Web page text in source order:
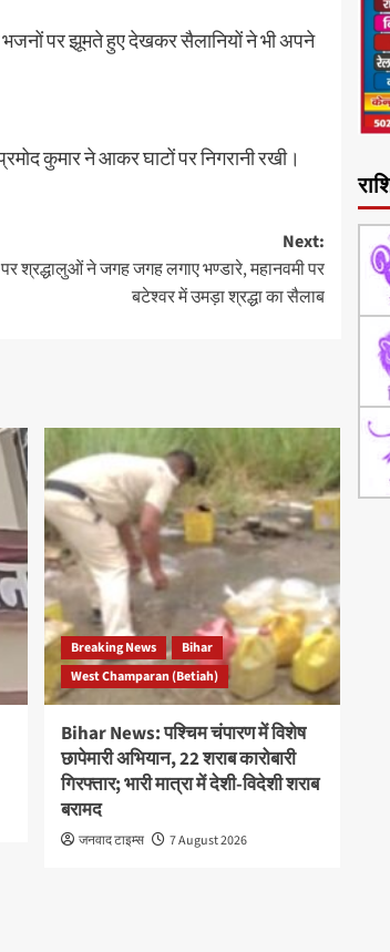
पर झूमते हुए देखकर सैलानियों ने भी अपने
कुमार ने आकर घाटों पर निगरानी रखी।
Next:
श्रद्धालुओं ने जगह जगह लगाए भण्डारे, महानवमी पर
बटेश्वर में उमड़ा श्रद्धा का सैलाब
Breaking News
Bihar
West Champaran (Betiah)
Bihar News: पश्चिम चंपारण में विशेष
छापेमारी अभियान, 22 शराब कारोबारी
गिरफ्तार; भारी मात्रा में देशी-विदेशी शराब
बरामद
जनवाद टाइम्स 7 August 2026